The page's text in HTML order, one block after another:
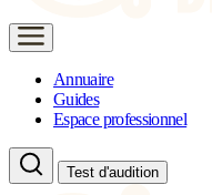
Annuaire
Guides
Espace professionnel
Test d'audition